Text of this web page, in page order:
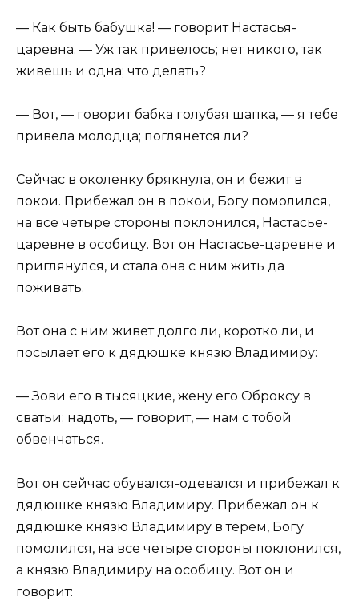
— Как быть бабушка! — говорит Настасья-
царевна. — Уж так привелось; нет никого, так
живешь и одна; что делать?
— Вот, — говорит бабка голубая шапка, — я тебе
привела молодца; поглянется ли?
Сейчас в околенку брякнула, он и бежит в
покои. Прибежал он в покои, Богу помолился,
на все четыре стороны поклонился, Настасье-
царевне в особицу. Вот он Настасье-царевне и
приглянулся, и стала она с ним жить да
поживать.
Вот она с ним живет долго ли, коротко ли, и
посылает его к дядюшке князю Владимиру:
— Зови его в тысяцкие, жену его Оброксу в
сватьи; надоть, — говорит, — нам с тобой
обвенчаться.
Вот он сейчас обувался-одевался и прибежал к
дядюшке князю Владимиру. Прибежал он к
дядюшке князю Владимиру в терем, Богу
помолился, на все четыре стороны поклонился,
а князю Владимиру на особицу. Вот он и
говорит: